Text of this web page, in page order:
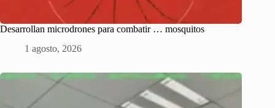
Desarrollan microdrones para combatir … mosquitos
1 agosto, 2026